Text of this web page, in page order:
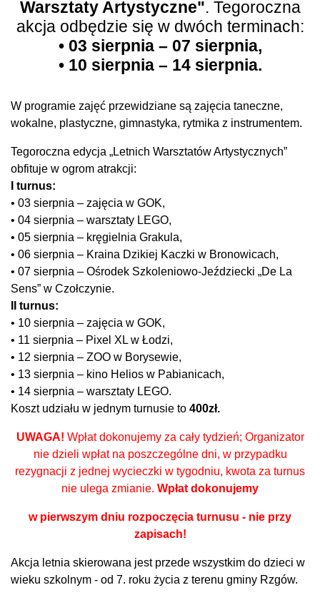
Warsztaty Artystyczne". Tegoroczna
akcja odbędzie się w dwóch terminach:
• 03 sierpnia – 07 sierpnia,
• 10 sierpnia – 14 sierpnia.
W programie zajęć przewidziane są zajęcia taneczne,
wokalne, plastyczne, gimnastyka, rytmika z instrumentem.
Tegoroczna edycja „Letnich Warsztatów Artystycznych”
obfituje w ogrom atrakcji:
I turnus:
• 03 sierpnia – zajęcia w GOK,
• 04 sierpnia – warsztaty LEGO,
• 05 sierpnia – kręgielnia Grakula,
• 06 sierpnia – Kraina Dzikiej Kaczki w Bronowicach,
• 07 sierpnia – Ośrodek Szkoleniowo-Jeździecki „De La
Sens” w Czołczynie.
II turnus:
• 10 sierpnia – zajęcia w GOK,
• 11 sierpnia – Pixel XL w Łodzi,
• 12 sierpnia – ZOO w Borysewie,
• 13 sierpnia – kino Helios w Pabianicach,
• 14 sierpnia – warsztaty LEGO.
Koszt udziału w jednym turnusie to 400zł.
UWAGA! Wpłat dokonujemy za cały tydzień; Organizator
nie dzieli wpłat na poszczególne dni, w przypadku
rezygnacji z jednej wycieczki w tygodniu, kwota za turnus
nie ulega zmianie. Wpłat dokonujemy
w pierwszym dniu rozpoczęcia turnusu - nie przy
zapisach!
Akcja letnia skierowana jest przede wszystkim do dzieci w
wieku szkolnym - od 7. roku życia z terenu gminy Rzgów.